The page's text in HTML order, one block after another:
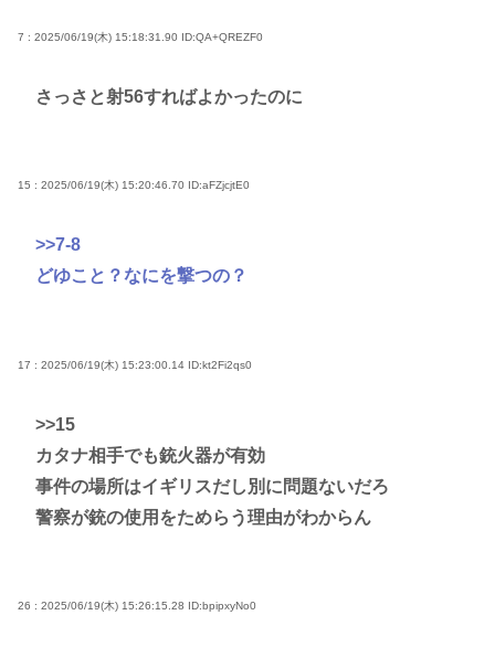
7 : 2025/06/19(木) 15:18:31.90 ID:QA+QREZF0
さっさと射56すればよかったのに
15 : 2025/06/19(木) 15:20:46.70 ID:aFZjcjtE0
>>7-8
どゆこと？なにを撃つの？
17 : 2025/06/19(木) 15:23:00.14 ID:kt2Fi2qs0
>>15
カタナ相手でも銃火器が有効
事件の場所はイギリスだし別に問題ないだろ
警察が銃の使用をためらう理由がわからん
26 : 2025/06/19(木) 15:26:15.28 ID:bpipxyNo0